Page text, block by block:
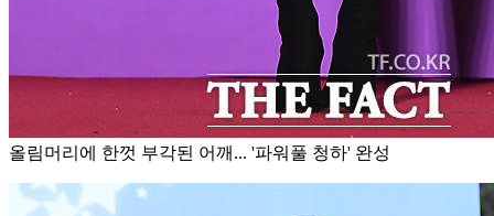
올림머리에 한껏 부각된 어깨... '파워풀 청하' 완성